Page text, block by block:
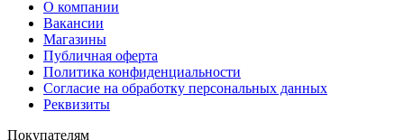
О компании
Вакансии
Магазины
Публичная оферта
Политика конфиденциальности
Согласие на обработку персональных данных
Реквизиты
Покупателям